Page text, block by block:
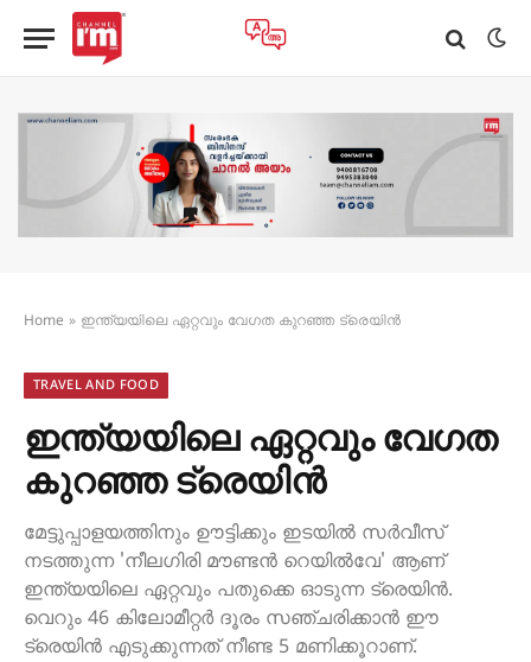
Home » ഇന്ത്യയിലെ ഏറ്റവും വേഗത കുറഞ്ഞ ട്രെയിൻ
TRAVEL AND FOOD
ഇന്ത്യയിലെ ഏറ്റവും വേഗത
കുറഞ്ഞ ട്രെയിൻ
മേട്ടുപ്പാളയത്തിനും ഊട്ടിക്കും ഇടയിൽ സർവീസ്
നടത്തുന്ന 'നീലഗിരി മൗണ്ടൻ റെയിൽവേ' ആണ്
ഇന്ത്യയിലെ ഏറ്റവും പതുക്കെ ഓടുന്ന ട്രെയിൻ.
വെറും 46 കിലോമീറ്റർ ദൂരം സഞ്ചരിക്കാൻ ഈ
ട്രെയിൻ എടുക്കുന്നത് നീണ്ട 5 മണിക്കൂറാണ്.